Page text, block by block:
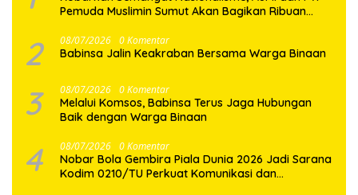
Pemuda Muslimin Sumut Akan Bagikan Ribuan
2 08/07/2026 0 Komentar
Babinsa Jalin Keakraban Bersama Warga Binaan
3 08/07/2026 0 Komentar
Melalui Komsos, Babinsa Terus Jaga Hubungan
Baik dengan Warga Binaan
4 08/07/2026 0 Komentar
Nobar Bola Gembira Piala Dunia 2026 Jadi Sarana
Kodim 0210/TU Perkuat Komunikasi dan